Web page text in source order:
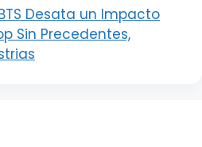
Desata un Impacto
Sin Precedentes,